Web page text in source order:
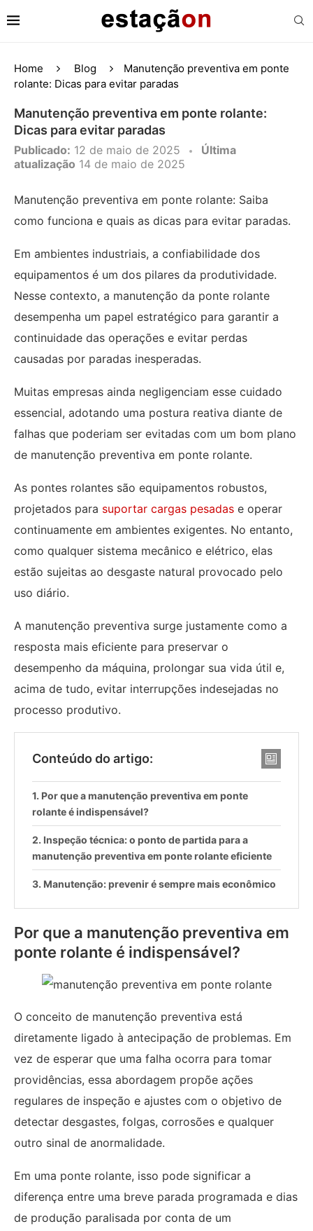
Home Blog
Manutenção preventiva em ponte
rolante: Dicas para evitar paradas
Manutenção preventiva em ponte rolante:
Dicas para evitar paradas
Publicado: 12 de maio de 2025
Última
atualização 14 de maio de 2025
Manutenção preventiva em ponte rolante: Saiba
como funciona e quais as dicas para evitar paradas.
Em ambientes industriais, a confiabilidade dos
equipamentos é um dos pilares da produtividade.
Nesse contexto, a manutenção da ponte rolante
desempenha um papel estratégico para garantir a
continuidade das operações e evitar perdas
causadas por paradas inesperadas.
Muitas empresas ainda negligenciam esse cuidado
essencial, adotando uma postura reativa diante de
falhas que poderiam ser evitadas com um bom plano
de manutenção preventiva em ponte rolante.
As pontes rolantes são equipamentos robustos,
projetados para suportar cargas pesadas e operar
continuamente em ambientes exigentes. No entanto,
como qualquer sistema mecânico e elétrico, elas
estão sujeitas ao desgaste natural provocado pelo
uso diário.
A manutenção preventiva surge justamente como a
resposta mais eficiente para preservar o
desempenho da máquina, prolongar sua vida útil e,
acima de tudo, evitar interrupções indesejadas no
processo produtivo.
Conteúdo do artigo:
Por que a manutenção preventiva em ponte
rolante é indispensável?
Inspeção técnica: o ponto de partida para a
manutenção preventiva em ponte rolante eficiente
Manutenção: prevenir é sempre mais econômico
Por que a manutenção preventiva em
ponte rolante é indispensável?
O conceito de manutenção preventiva está
diretamente ligado à antecipação de problemas. Em
vez de esperar que uma falha ocorra para tomar
providências, essa abordagem propõe ações
regulares de inspeção e ajustes com o objetivo de
detectar desgastes, folgas, corrosões e qualquer
outro sinal de anormalidade.
Em uma ponte rolante, isso pode significar a
diferença entre uma breve parada programada e dias
de produção paralisada por conta de um